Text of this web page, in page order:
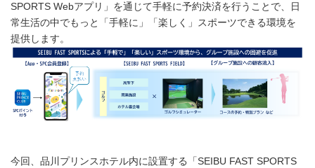
SPORTS Webアプリ」を通じて手軽に予約決済を行うことで、日
常生活の中でもっと「手軽に」「楽しく」スポーツできる環境を
提供します。
今回、品川プリンスホテル内に設置する「SEIBU FAST SPORTS